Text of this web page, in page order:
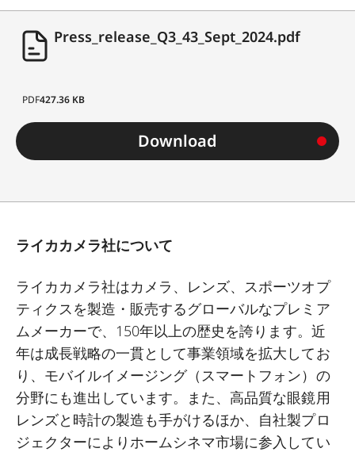
Press_release_Q3_43_Sept_2024.pdf
PDF427.36 KB
Download
ライカカメラ社について
ライカカメラ社はカメラ、レンズ、スポーツオプ
ティクスを製造・販売するグローバルなプレミア
ムメーカーで、 150年以上の歴史を誇ります。近
年は成長戦略の一貫として事業領域を拡大してお
り、モバイルイメージング（スマートフォン）の
分野にも進出しています。また、高品質な眼鏡用
レンズと時計の製造も手がけるほか、自社製プロ
ジェクターによりホームシネマ市場に参入してい